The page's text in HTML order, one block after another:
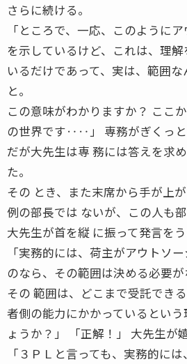
さらに続ける。
「ところで、一応、このように
を示しているけど、これは、理
いるだけであって、実は、範囲
と。
この意味がわかりますか？ ここ
の世界です‥‥」 専務がぎくっと
だが大先生は専 務には答えを求
た。
その とき、また末席から手が上が
例の部長では ないが、この人も部
大先生が首を縦 に振って発言をう
「実務的には、荷主がアウトソ
のなら、その範囲は決める必要が
その 範囲は、どこまで受託でき
者側の能力にかかっているとい
ょうか？」 「正解！」 大先生が
「３ＰＬと言っても、実務的に